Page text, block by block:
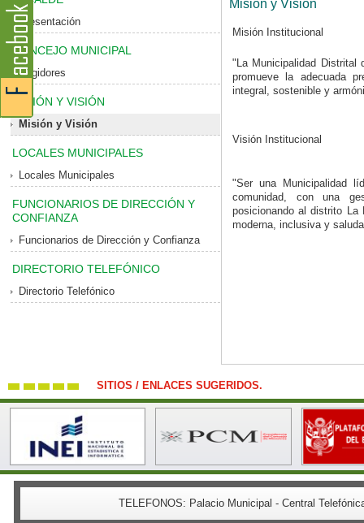
Presentación
CONCEJO MUNICIPAL
Regidores
MISIÓN Y VISIÓN
Misión y Visión
LOCALES MUNICIPALES
Locales Municipales
FUNCIONARIOS DE DIRECCIÓN Y
CONFIANZA
Funcionarios de Dirección y Confianza
DIRECTORIO TELEFÓNICO
Directorio Telefónico
Misión y Visión
Misión Institucional
"La Municipalidad Distrital
promueve la adecuada
integral, sostenible y
Visión Institucional
"Ser una Municipalidad
comunidad, con una
posicionando al distrito La
moderna, inclusiva y
SITIOS / ENLACES SUGERIDOS.
TELEFONOS: Palacio Municipal - Central